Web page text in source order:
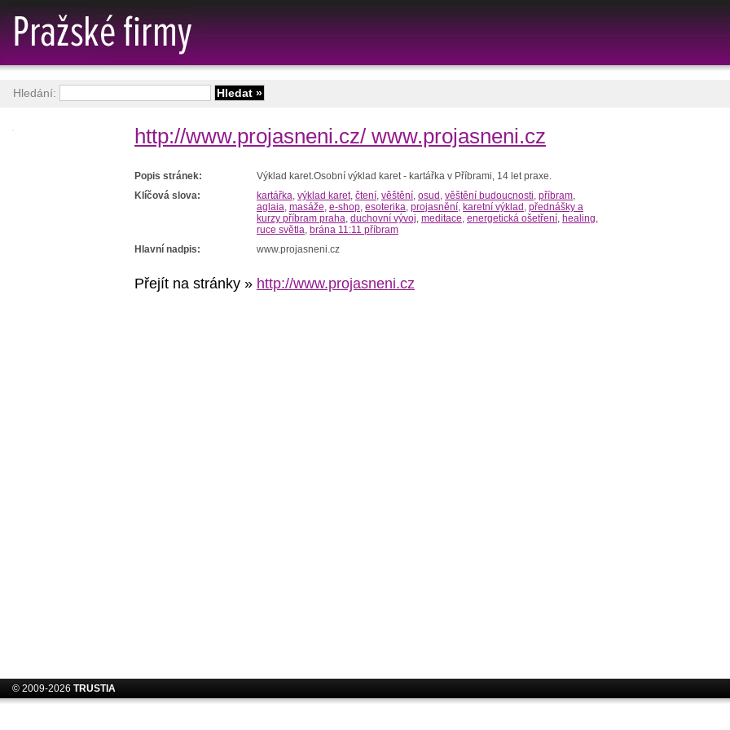
http://www.projasneni.cz/ www.projasneni.cz
Popis stránek:
Výklad karet.Osobní výklad karet - kartářka v Příbrami, 14 let praxe.
Klíčová slova:
kartářka, výklad karet, čtení, věštění, osud , věštění budoucnosti, příbram,
aglaia, masáže, e-shop, esoterika, projasnění, karetní výklad , přednášky a
kurzy příbram praha, duchovní vývoj, meditace, energetická ošetření, healing,
ruce světla, brána 11:11 příbram
Hlavní nadpis:
www.projasneni.cz
Přejít na stránky » http://www.projasneni.cz
Hledání:
© 2009-2026 TRUSTIA